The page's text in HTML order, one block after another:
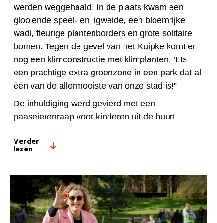
werden weggehaald. In de plaats kwam een
glooiende speel- en ligweide, een bloemrijke
wadi, fleurige plantenborders en grote solitaire
bomen. Tegen de gevel van het Kuipke komt er
nog een klimconstructie met klimplanten. ’t Is
een prachtige extra groenzone in een park dat al
één van de allermooiste van onze stad is!”
De inhuldiging werd gevierd met een
paaseierenraap voor kinderen uit de buurt.
Verder
lezen